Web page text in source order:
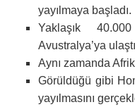
yayılmaya başladı.
Yaklaşık
Avustralya’ya
Aynı zamanda
Görüldüğü gibi
yayılmasını